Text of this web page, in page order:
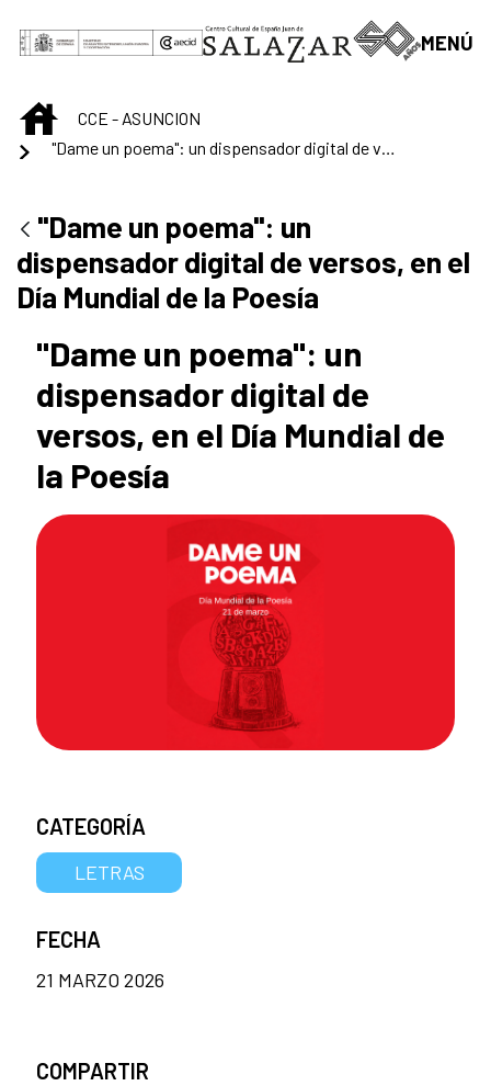
Saltar al contenido principal
MENÚ
INICIOCCE - ASUNCION
"Dame un poema": un
dispensador digital de versos, en el
Día Mundial de la Poesía
"Dame un poema": un
dispensador digital de
versos, en el Día Mundial de
la Poesía
CATEGORÍA
LETRAS
FECHA
21 MARZO 2026
COMPARTIR